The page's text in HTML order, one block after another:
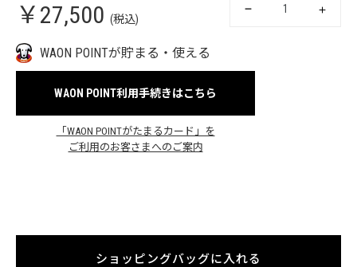
￥27,500 (税込)
WAON POINTが貯まる・使える
WAON POINT利用手続きはこちら
「WAON POINTがたまるカード」を
ご利用のお客さまへのご案内
ショッピングバッグに入れる